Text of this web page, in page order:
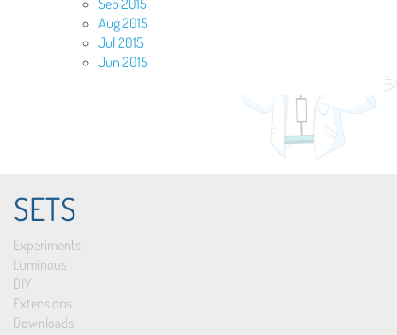
Sep 2015
Aug 2015
Jul 2015
Jun 2015
SETS
Experiments
Luminous
DIY
Extensions
Downloads